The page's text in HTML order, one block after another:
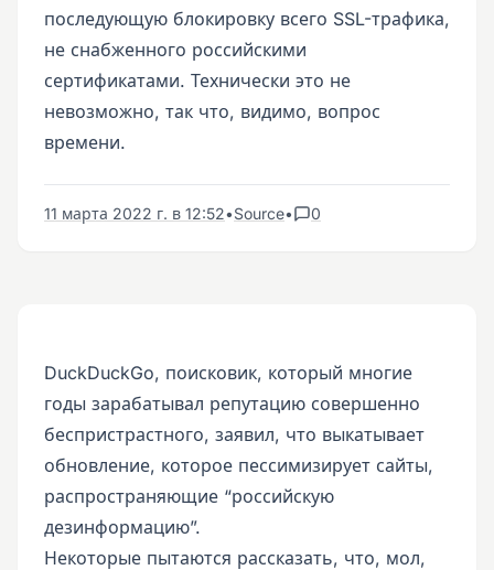
последующую блокировку всего SSL-трафика,
не снабженного российскими
сертификатами. Технически это не
невозможно, так что, видимо, вопрос
времени.
11 марта 2022 г. в 12:52•Source• 0
DuckDuckGo, поисковик, который многие
годы зарабатывал репутацию совершенно
беспристрастного, заявил, что выкатывает
обновление, которое пессимизирует сайты,
распространяющие “российскую
дезинформацию”.
Некоторые пытаются рассказать, что, мол,